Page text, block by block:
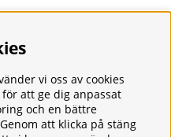
Om oss
vi oss av cookies
att ge dig anpassat
och en bättre
att klicka på stäng